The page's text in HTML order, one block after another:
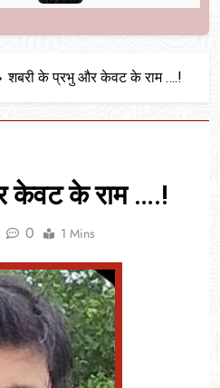
शबरी के प्रभु और केवट के राम ….!
केवट के राम ….!
0 1 Mins